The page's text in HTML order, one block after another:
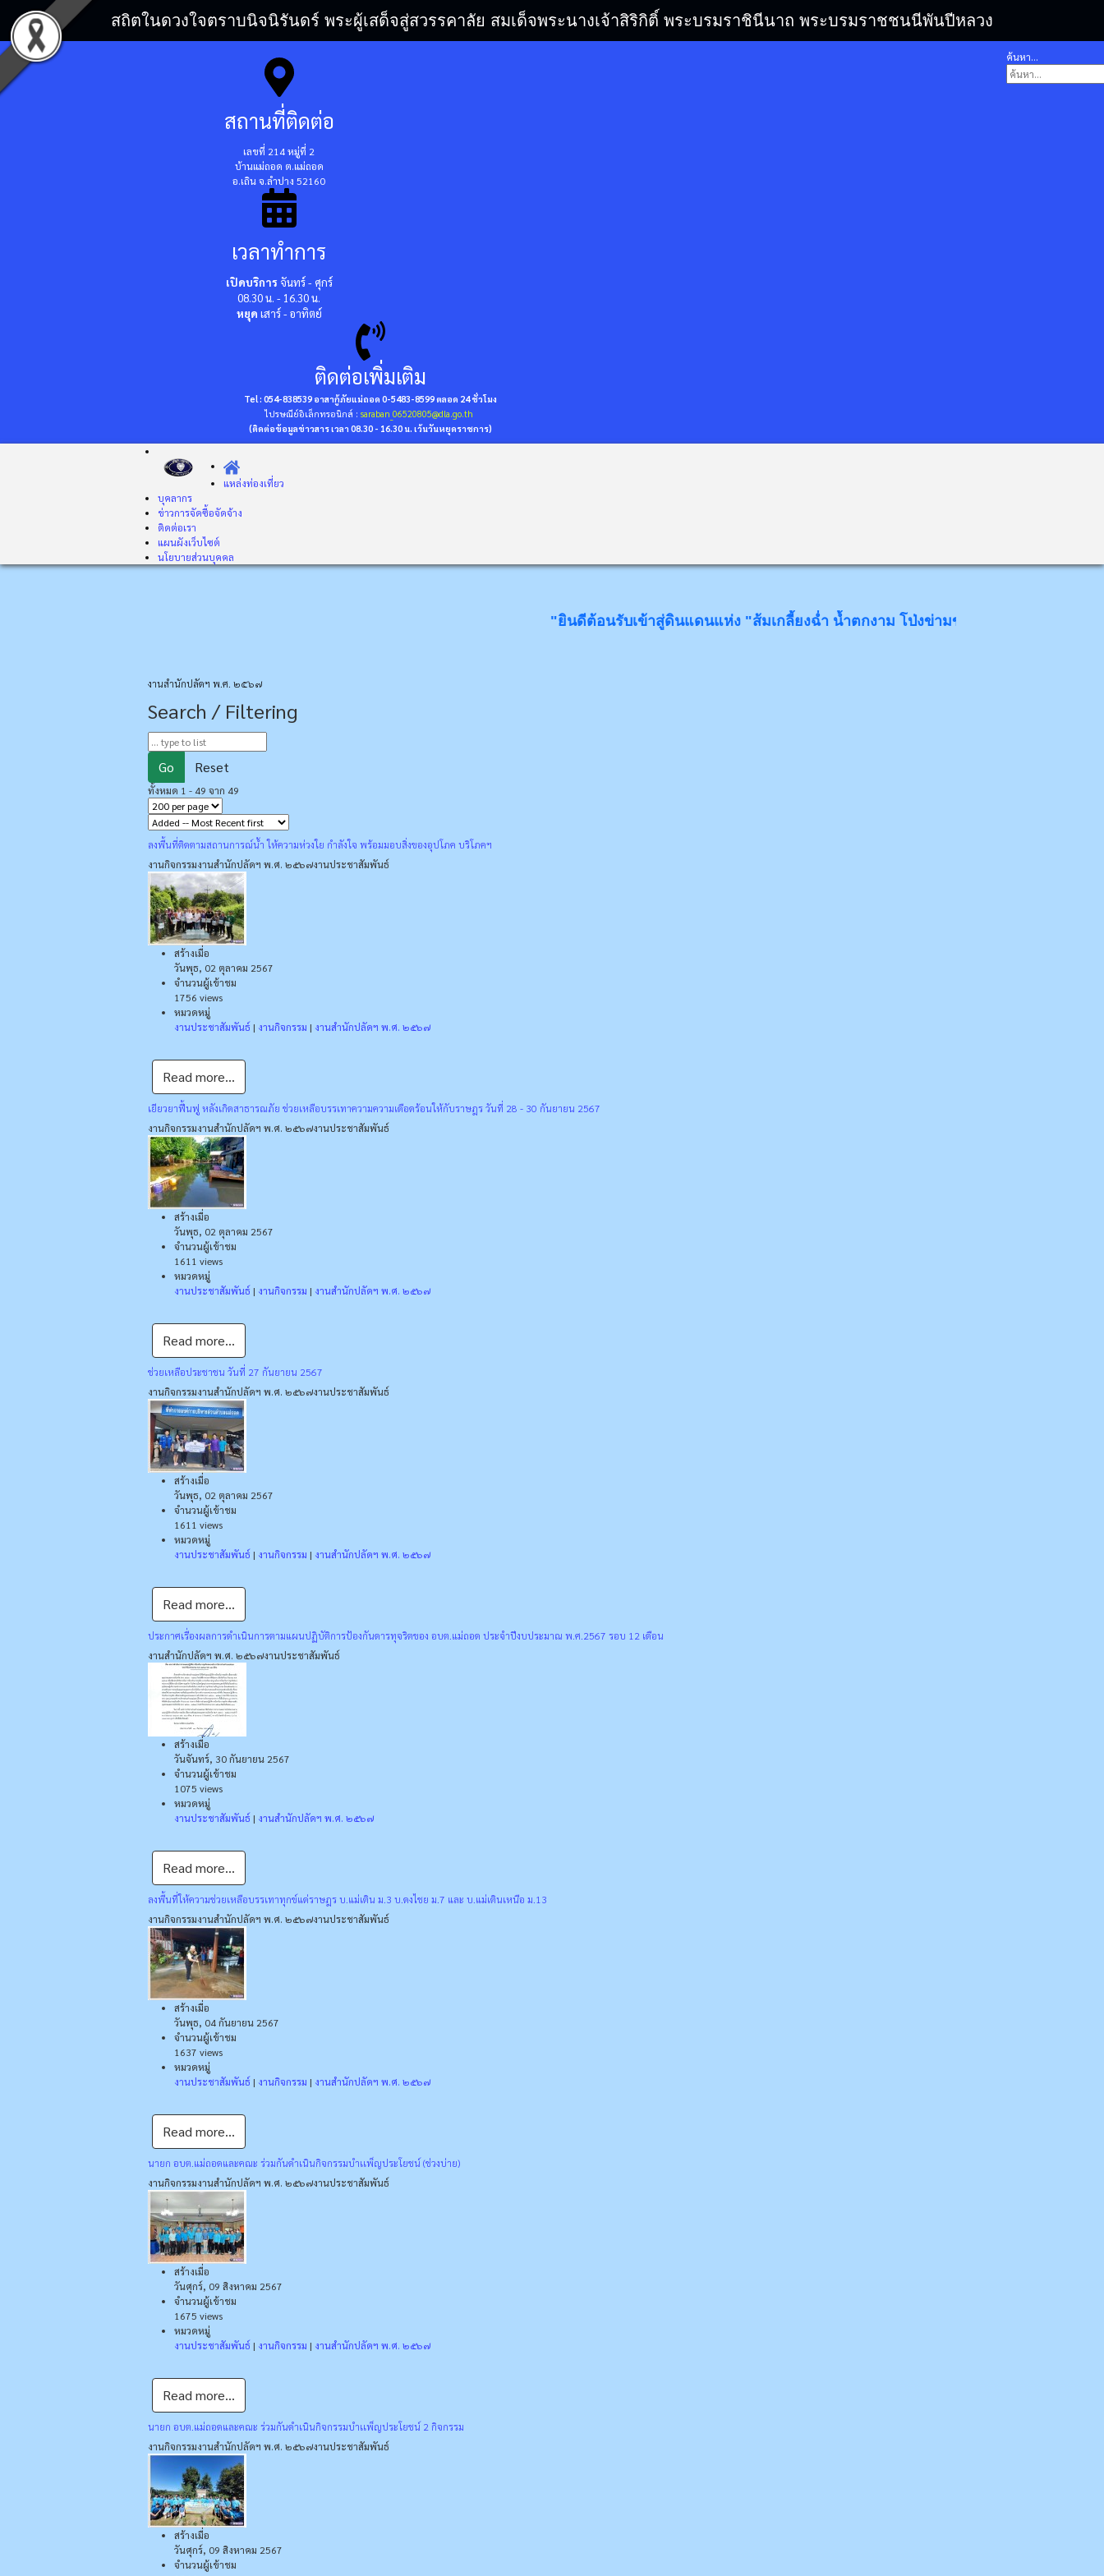
สถิตในดวงใจตราบนิจนิรันดร์ พระผู้เสด็จสู่สวรรคาลัย สมเด็จพระนางเจ้าสิริกิติ์ พระบรมราชินีนาถ พระบรมราชชนนีพันปีหลวง
สถานที่ติดต่อ
เลขที่ 214 หมู่ที่ 2
บ้านแม่ถอด ต.แม่ถอด
อ.เถิน จ.ลำปาง 52160
เวลาทำการ
เปิดบริการ จันทร์ - ศุกร์
08.30 น. - 16.30 น.
หยุด เสาร์ - อาทิตย์
ติดต่อเพิ่มเติม
Tel : 054-838539 อาสากู้ภัยแม่ถอด 0-5483-8599ตลอด 24 ชั่วโมง
ไปรษณีย์อิเล็กทรอนิกส์ :saraban_06520805@dla.go.th
(ติดต่อข้อมูลข่าวสาร เวลา 08.30 - 16.30 น. เว้นวันหยุดราชการ)
ค้นหา...
แหล่งท่องเที่ยว
บุคลากร
ข่าวการจัดซื้อจัดจ้าง
ติดต่อเรา
แผนผังเว็บไซต์
นโยบายส่วนบุคคล
"ยินดีต้อนรับเข้าสู่ดินแดนแห่ง "ส้มเกลี้ยงฉ่ำ น้ำตกงาม โป่งข่ามขลัง วังหินอ่อน" ด้วยความยินดียิ่
งานสำนักปลัดฯ พ.ศ. ๒๕๖๗
Search / Filtering
Go Reset
ทั้งหมด 1 - 49 จาก 49
ลงพื้นที่ติดตามสถานการณ์น้ำ ให้ความห่วงใย กำลังใจ พร้อมมอบสิ่งของอุปโภค บริโภคฯ
งานกิจกรรมงานสำนักปลัดฯ พ.ศ. ๒๕๖๗งานประชาสัมพันธ์
สร้างเมื่อ
วันพุธ, 02 ตุลาคม 2567
จำนวนผู้เข้าชม
1756 views
หมวดหมู่
งานประชาสัมพันธ์ | งานกิจกรรม | งานสำนักปลัดฯ พ.ศ. ๒๕๖๗
Read more...
เยียวยาฟื้นฟู หลังเกิดสาธารณภัย ช่วยเหลือบรรเทาความความเดือดร้อนให้กับราษฎร วันที่ 28 - 30 กันยายน 2567
งานกิจกรรมงานสำนักปลัดฯ พ.ศ. ๒๕๖๗งานประชาสัมพันธ์
สร้างเมื่อ
วันพุธ, 02 ตุลาคม 2567
จำนวนผู้เข้าชม
1611 views
หมวดหมู่
งานประชาสัมพันธ์ | งานกิจกรรม | งานสำนักปลัดฯ พ.ศ. ๒๕๖๗
Read more...
ช่วยเหลือประชาชน วันที่ 27 กันยายน 2567
งานกิจกรรมงานสำนักปลัดฯ พ.ศ. ๒๕๖๗งานประชาสัมพันธ์
สร้างเมื่อ
วันพุธ, 02 ตุลาคม 2567
จำนวนผู้เข้าชม
1611 views
หมวดหมู่
งานประชาสัมพันธ์ | งานกิจกรรม | งานสำนักปลัดฯ พ.ศ. ๒๕๖๗
Read more...
ประกาศเรื่องผลการดำเนินการตามแผนปฏิบัติการป้องกันดารทุจริตของ อบต.แม่ถอด ประจำปีงบประมาณ พ.ศ.2567 รอบ 12 เดือน
งานสำนักปลัดฯ พ.ศ. ๒๕๖๗งานประชาสัมพันธ์
สร้างเมื่อ
วันจันทร์, 30 กันยายน 2567
จำนวนผู้เข้าชม
1075 views
หมวดหมู่
งานประชาสัมพันธ์ | งานสำนักปลัดฯ พ.ศ. ๒๕๖๗
Read more...
ลงพื้นที่ให้ความช่วยเหลือบรรเทาทุกข์แด่ราษฎร บ.แม่เติน ม.3 บ.ดงไชย ม.7 และ บ.แม่เตินเหนือ ม.13
งานกิจกรรมงานสำนักปลัดฯ พ.ศ. ๒๕๖๗งานประชาสัมพันธ์
สร้างเมื่อ
วันพุธ, 04 กันยายน 2567
จำนวนผู้เข้าชม
1637 views
หมวดหมู่
งานประชาสัมพันธ์ | งานกิจกรรม | งานสำนักปลัดฯ พ.ศ. ๒๕๖๗
Read more...
นายก อบต.แม่ถอดและคณะ ร่วมกันดำเนินกิจกรรมบำเเพ็ญประโยชน์ (ช่วงบ่าย)
งานกิจกรรมงานสำนักปลัดฯ พ.ศ. ๒๕๖๗งานประชาสัมพันธ์
สร้างเมื่อ
วันศุกร์, 09 สิงหาคม 2567
จำนวนผู้เข้าชม
1675 views
หมวดหมู่
งานประชาสัมพันธ์ | งานกิจกรรม | งานสำนักปลัดฯ พ.ศ. ๒๕๖๗
Read more...
นายก อบต.แม่ถอดและคณะ ร่วมกันดำเนินกิจกรรมบำเเพ็ญประโยชน์ 2 กิจกรรม
งานกิจกรรมงานสำนักปลัดฯ พ.ศ. ๒๕๖๗งานประชาสัมพันธ์
สร้างเมื่อ
วันศุกร์, 09 สิงหาคม 2567
จำนวนผู้เข้าชม